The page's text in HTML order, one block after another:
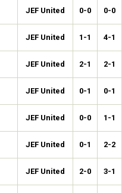
JEF United 0-0 0-0
JEF United 1-1 4-1
JEF United 2-1 2-1
JEF United 0-1 0-1
JEF United 0-0 1-1
JEF United 0-1 2-2
JEF United 2-0 3-1